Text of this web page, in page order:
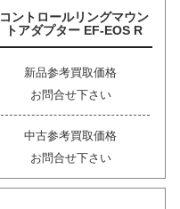
コントロールリングマウン
トアダプター EF-EOS R
新品参考買取価格
お問合せ下さい
中古参考買取価格
お問合せ下さい